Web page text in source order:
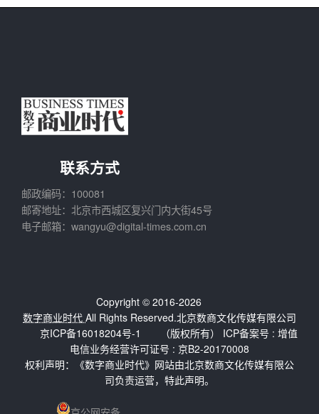
联系方式
邮政编码：100081
邮寄地址：北京市西城区复兴门内大街45号
电子邮箱：wangyu@digital-times.com.cn
Copyright © 2016-2026
数字商业时代 All Rights Reserved.北京数商文化传媒有限公司
（版权所有） ICP备案号 :
京ICP备16018204号-1
增值
电信业务经营许可证号 : 京B2-20170008
权利声明：《数字商业时代》网站由北京数商文化传媒有限公
司负责运营，特此声明。